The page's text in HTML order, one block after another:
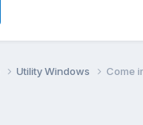
Utility Windows Come